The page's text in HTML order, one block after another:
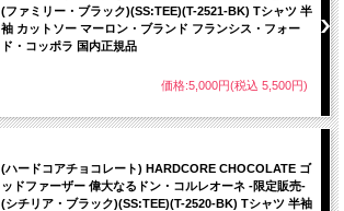
(ファミリー・ブラック)(SS:TEE)(T-2521-BK) Tシャツ 半
袖 カットソー マーロン・ブランド フランシス・フォー
ド・コッポラ 国内正規品
価格:5,000円(税込 5,500円)
(ハードコアチョコレート) HARDCORE CHOCOLATE ゴ
ッドファーザー 偉大なるドン・コルレオーネ -限定販売-
(シチリア・ブラック)(SS:TEE)(T-2520-BK) Tシャツ 半袖